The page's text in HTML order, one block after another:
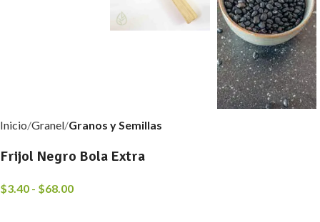
Inicio Granel Granos y Semillas
Frijol Negro Bola Extra
$3.40 - $68.00